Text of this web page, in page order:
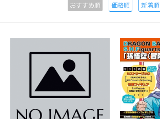
おすすめ順 価格順 新着順